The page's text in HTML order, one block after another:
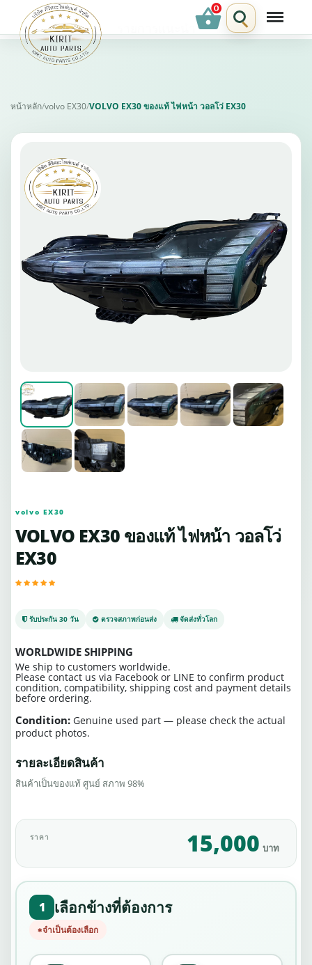
shopping_basket
หน้าหลัก/volvo EX30/VOLVO EX30 ของแท้ ไฟหน้า วอลโว่ EX30
volvo EX30
VOLVO EX30 ของแท้ ไฟหน้า วอลโว่
EX30
รับประกัน 30 วัน ตรวจสภาพก่อนส่ง จัดส่งทั่วโลก
WORLDWIDE SHIPPING
We ship to customers worldwide.
Please contact us via Facebook or LINE to confirm product
condition, compatibility, shipping cost and payment details
before ordering.
Condition: Genuine used part — please check the actual
product photos.
รายละเอียดสินค้า
สินค้าเป็นของแท้ ศูนย์ สภาพ 98%
ราคา 15,000 บาท
1 เลือกข้างที่ต้องการ
จำเป็นต้องเลือก